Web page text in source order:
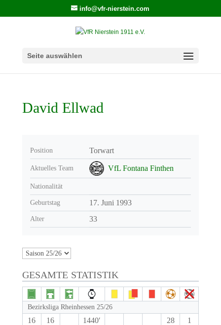
info@vfr-nierstein.com
Seite auswählen
David Ellwad
Position Torwart
Aktuelles Team VfL Fontana Finthen
Nationalität
Geburtstag 17. Juni 1993
Alter 33
GESAMTE STATISTIK
Bezirksliga Rheinhessen 25/26
16 16 1440′ 28 1